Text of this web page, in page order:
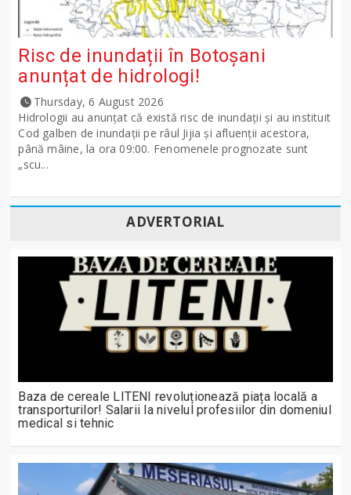
Risc de inundații în Botoșani
anunțat de hidrologi!
Thursday, 6 August 2026
Hidrologii au anunțat că există risc de inundații și au instituit
Cod galben de inundații pe râul Jijia și afluenții acestora,
până mâine, la ora 09:00. Fenomenele prognozate sunt
„scu...
ADVERTORIAL
Baza de cereale LITENI revoluționează piața locală a
transporturilor! Salarii la nivelul profesiilor din domeniul
medical si tehnic